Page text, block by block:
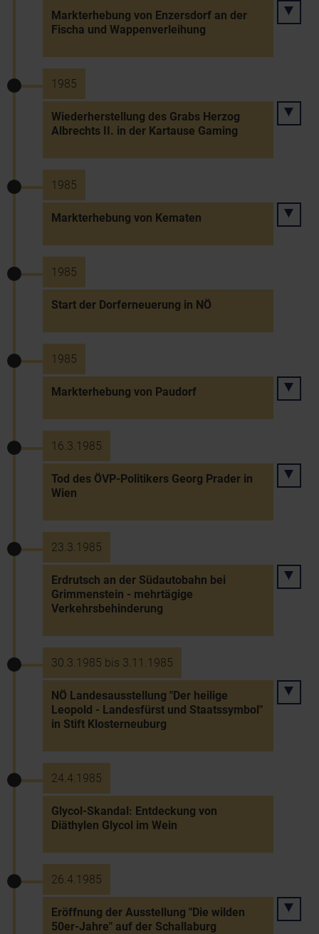
Markterhebung von Enzersdorf an der
Fischa und Wappenverleihung
1985
Wiederherstellung des Grabs Herzog
Albrechts II. in der Kartause Gaming
1985
Markterhebung von Kematen
1985
Start der Dorferneuerung in NÖ
1985
Markterhebung von Paudorf
16.3.1985
Tod des ÖVP-Politikers Georg Prader in
Wien
23.3.1985
Erdrutsch an der Südautobahn bei
Grimmenstein - mehrtägige
Verkehrsbehinderung
30.3.1985 bis 3.11.1985
NÖ Landesausstellung "Der heilige
Leopold - Landesfürst und Staatssymbol"
in Stift Klosterneuburg
24.4.1985
Glycol-Skandal: Entdeckung von
Diäthylen Glycol im Wein
26.4.1985
Eröffnung der Ausstellung "Die wilden
50er-Jahre" auf der Schallaburg